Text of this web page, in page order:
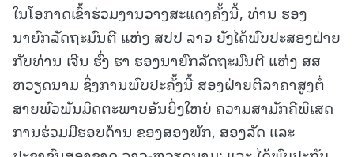
ໃນໂອກາດເຂົ້າຮ່ວມງານວາງສະແດງຄັ້ງນີ້, ທ່ານ ຮອງ
ນາຍົກລັດຖະມົນຕີ ແຫ່ງ ສປປ ລາວ ຍັງໄດ້ພົບປະສອງຝ່າຍ
ກັບທ່ານ ເຈີນ ຮົ່ງ ຮາ ຮອງນາຍົກລັດຖະມົນຕີ ແຫ່ງ ສສ
ຫວຽດນາມ ຊຶ່ງການພົບປະຄັ້ງນີ້ ສອງຝ່າຍຕີລາຄາສູງຕໍ່
ສາຍພົວພັນມິດຕະພາບອັນຍິ່ງໃຫຍ່ ຄວາມສາມັກຄີພິເສດ
ການຮ່ວມມືຮອບດ້ານ ຂອງສອງພັກ, ສອງລັດ ແລະ